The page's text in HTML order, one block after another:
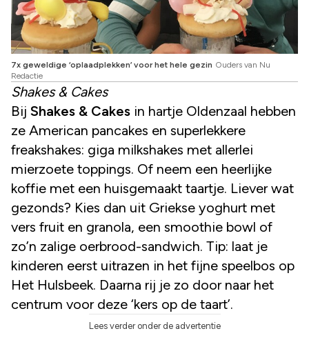
7x geweldige ‘oplaadplekken’ voor het hele gezin Ouders van Nu
Redactie
Shakes & Cakes
Bij Shakes & Cakes in hartje Oldenzaal hebben
ze American pancakes en superlekkere
freakshakes: giga milkshakes met allerlei
mierzoete toppings. Of neem een heerlijke
koffie met een huisgemaakt taartje. Liever wat
gezonds? Kies dan uit Griekse yoghurt met
vers fruit en granola, een smoothie bowl of
zo’n zalige oerbrood-sandwich. Tip: laat je
kinderen eerst uitrazen in het fijne speelbos op
Het Hulsbeek. Daarna rij je zo door naar het
centrum voor deze ‘kers op de taart’.
Lees verder onder de advertentie